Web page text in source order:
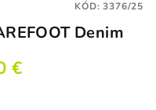
Denim
€
KÓD:3376/25